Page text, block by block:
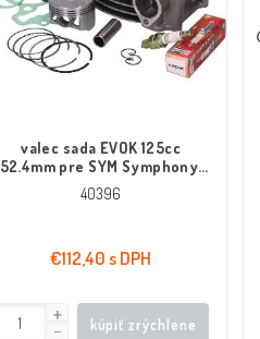
valec sada EVOK 125cc
52.4mm pre SYM Symphony,
Jet 125, Peugeot speedfight,
Django 125
40396
€112,40 s DPH
kúpiť zrýchlene